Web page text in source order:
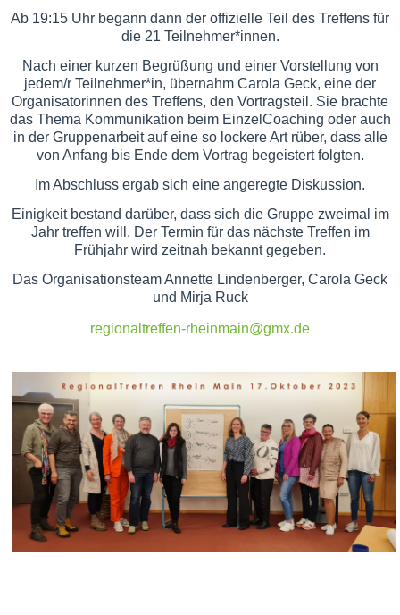
Ab 19:15 Uhr begann dann der offizielle Teil des Treffens für
die 21 Teilnehmer*innen.
Nach einer kurzen Begrüßung und einer Vorstellung von
jedem/r Teilnehmer*in, übernahm Carola Geck, eine der
Organisatorinnen des Treffens, den Vortragsteil. Sie brachte
das Thema Kommunikation beim EinzelCoaching oder auch
in der Gruppenarbeit auf eine so lockere Art rüber, dass alle
von Anfang bis Ende dem Vortrag begeistert folgten.
Im Abschluss ergab sich eine angeregte Diskussion.
Einigkeit bestand darüber, dass sich die Gruppe zweimal im
Jahr treffen will. Der Termin für das nächste Treffen im
Frühjahr wird zeitnah bekannt gegeben.
Das Organisationsteam Annette Lindenberger, Carola Geck
und Mirja Ruck
regionaltreffen-rheinmain@gmx.de